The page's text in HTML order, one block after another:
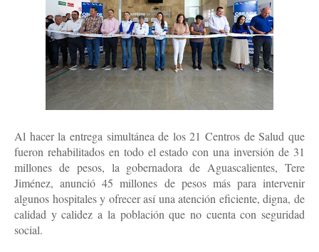
Al hacer la entrega simultánea de los 21 Centros de Salud que
fueron rehabilitados en todo el estado con una inversión de 31
millones de pesos, la gobernadora de Aguascalientes, Tere
Jiménez, anunció 45 millones de pesos más para intervenir
algunos hospitales y ofrecer así una atención eficiente, digna, de
calidad y calidez a la población que no cuenta con seguridad
social.